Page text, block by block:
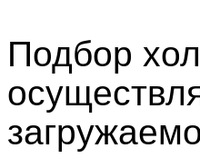
Подбор